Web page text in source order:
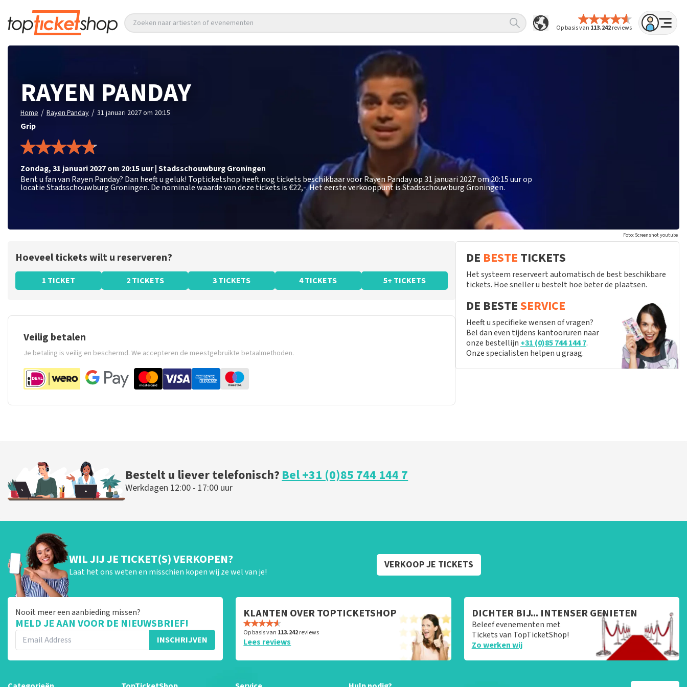
Op basis van 113.242reviews
Zoeken naar artiesten of evenementen
RAYEN PANDAY
Home / Rayen Panday / 31 januari 2027 om 20:15
Grip
zondag,31 januari 2027 om 20:15uur|StadsschouwburgGroningen
Bent u fan van Rayen Panday? Dan heeft u geluk! Topticketshop heeft nog tickets beschikbaar voor Rayen Panday op 31 januari 2027 om 20:15 uur op
locatie Stadsschouwburg Groningen. De nominale waarde van deze tickets is€22,-. Het eerste verkooppunt is Stadsschouwburg Groningen.
Foto: Screenshot youtube
Hoeveel tickets wilt u reserveren?
1 TICKET 2 TICKETS 3 TICKETS 4 TICKETS 5+ TICKETS
Veilig betalen
Je betaling is veilig en beschermd. We accepteren de meestgebruikte betaalmethoden.
DE BESTE TICKETS
Het systeem reserveert automatisch de best beschikbare
tickets. Hoe sneller u bestelt hoe beter de plaatsen.
DE BESTESERVICE
Heeft u specifieke wensen of vragen?
Bel dan even tijdens kantooruren naar
onze bestellijn +31 (0)85 744 144 7.
Onze specialisten helpen u graag.
Bestelt u liever telefonisch?Bel +31 (0)85 744 144 7
Werkdagen 12:00 - 17:00 uur
WIL JIJ JE TICKET(S) VERKOPEN?
Laat het ons weten en misschien kopen wij ze wel van je!
VERKOOP JE TICKETS
Nooit meer een aanbieding missen?
MELD JE AAN VOOR DE NIEUWSBRIEF!
INSCHRIJVEN
KLANTEN OVER TOPTICKETSHOP
Op basis van 113.242reviews
Lees reviews
DICHTER BIJ... INTENSER GENIETEN
Beleef evenementen met
Tickets van TopTicketShop!
Zo werken wij